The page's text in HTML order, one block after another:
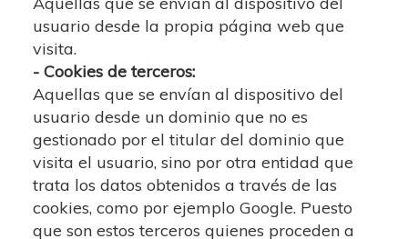
usuario desde la propia página web que
visita.
- Cookies de terceros:
Aquellas que se envían al dispositivo del
usuario desde un dominio que no es
gestionado por el titular del dominio que
visita el usuario, sino por otra entidad que
trata los datos obtenidos a través de las
cookies, como por ejemplo Google. Puesto
que son estos terceros quienes proceden a